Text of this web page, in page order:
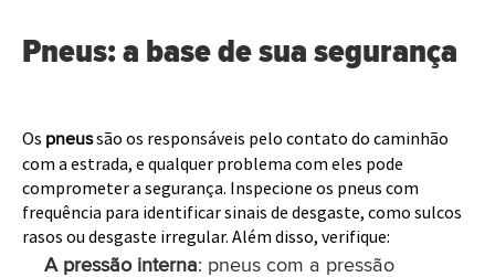
Pneus: a base de sua segurança
Os pneussão os responsáveis pelo contato do caminhão
com a estrada, e qualquer problema com eles pode
comprometer a segurança. Inspecione os pneus com
frequência para identificar sinais de desgaste, como sulcos
rasos ou desgaste irregular. Além disso, verifique:
A pressão interna: pneus com a pressão